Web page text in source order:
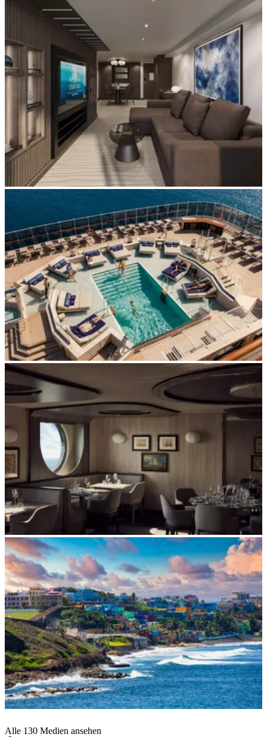
Alle 130 Medien ansehen